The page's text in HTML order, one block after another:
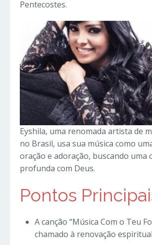
Pentecostes.
Eyshila, uma renomada artista de
no Brasil, usa sua música como
oração e adoração, buscando uma
profunda com Deus.
Pontos
A canção “Música Com o Teu
chamado à renovação